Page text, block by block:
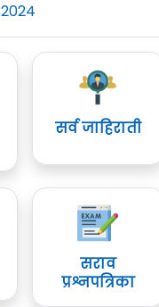
सर्व जाहिराती
सराव
प्रश्नपत्रिका